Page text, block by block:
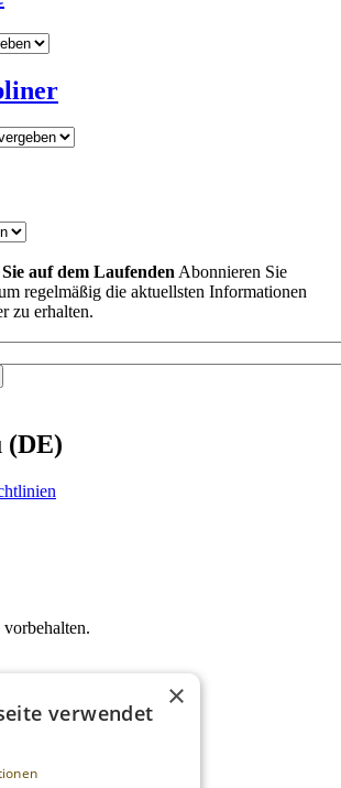
auf dem Laufenden Abonnieren Sie
regelmäßig die aktuellsten Informationen
zu erhalten.
(DE)
×
verwendet